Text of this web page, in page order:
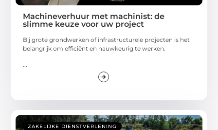
Machineverhuur met machinist: de
slimme keuze voor uw project
Bij grote grondwerken of infrastructurele projecten is het
belangrijk om efficiënt en nauwkeurig te werken.
ZAKELIJKE DIENSTVERLENING